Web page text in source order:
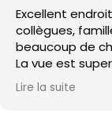
endroit
famille.
de choix
vue est
Les tapas
la suite